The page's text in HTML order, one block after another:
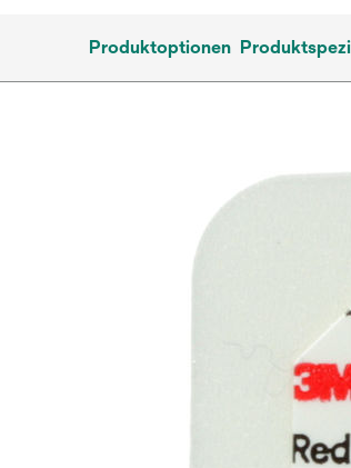
Produktoptionen